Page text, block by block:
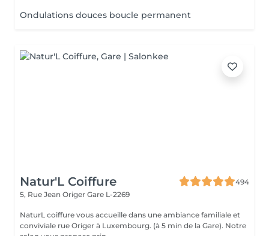
Ondulations douces boucle permanent
Natur'L Coiffure
494
5, Rue Jean Origer Gare L-2269
NaturL coiffure vous accueille dans une ambiance familiale et
conviviale rue Origer à Luxembourg. (à 5 min de la Gare). Notre